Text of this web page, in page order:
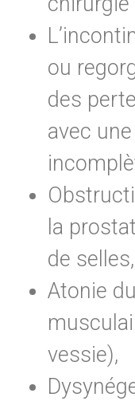
ou
des
avec
la
de
Atonie
vessie),